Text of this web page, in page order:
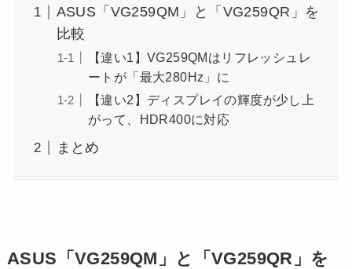
ASUS「VG259QM」と「VG259QR」を
比較
【違い1】VG259QMはリフレッシュレ
ートが「最大280Hz」に
【違い2】ディスプレイの輝度が少し上
がって、HDR400に対応
まとめ
ASUS「VG259QM」と「VG259QR」を